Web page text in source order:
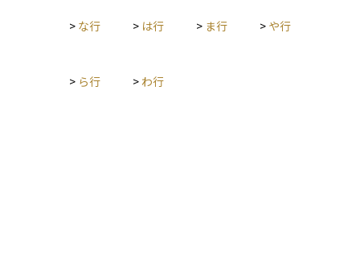
リスク管理の観点からも重要となります。投資初心者の方にと
> な行 > は行 > ま行 > や行
> ら行 > わ行